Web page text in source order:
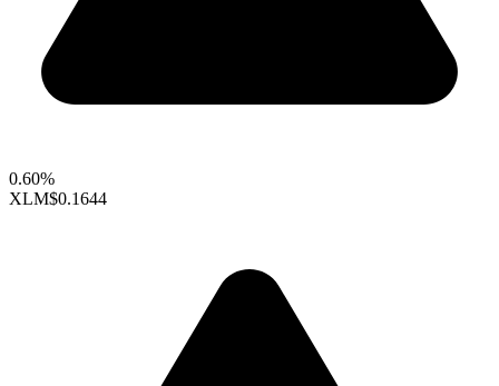
0.60%
XLM$0.1644